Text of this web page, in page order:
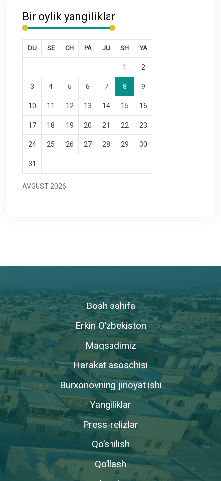
Bir oylik yangiliklar
AVGUST 2026
DU SE CH PA JU SH YA
1 2
3 4 5 6 7 8 9
10 11 12 13 14 15 16
17 18 19 20 21 22 23
24 25 26 27 28 29 30
31
Bosh sahifa
Erkin O’zbekiston
Maqsadimiz
Harakat asoschisi
Burxonovning jinoyat ishi
Yangiliklar
Press-relizlar
Qo’shilish
Qo’llash